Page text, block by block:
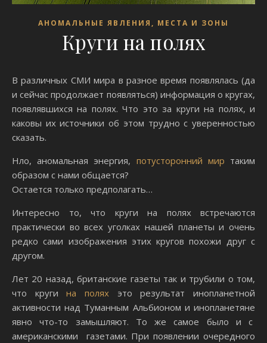
АНОМАЛЬНЫЕ ЯВЛЕНИЯ, МЕСТА И ЗОНЫ
Круги на полях
В различных СМИ мира в разное время появлялась (да
и сейчас продолжает появляться) информация о кругах,
появлявшихся на полях. Что это за круги на полях, и
каковы их источники об этом трудно с уверенностью
сказать.
Нло, аномальная энергия, потусторонний мир таким
образом с нами общается?
Остается только предполагать…
Интересно то, что круги на полях встречаются
практически во всех уголках нашей планеты и очень
редко сами изображения этих кругов похожи друг с
другом.
Лет 20 назад, британские газеты так и трубили о том,
что кругина полях это результат инопланетной
активности над Туманным Альбионом и инопланетяне
явно что-то замышляют. То же самое было и с
американскими газетами. При появлении очередного